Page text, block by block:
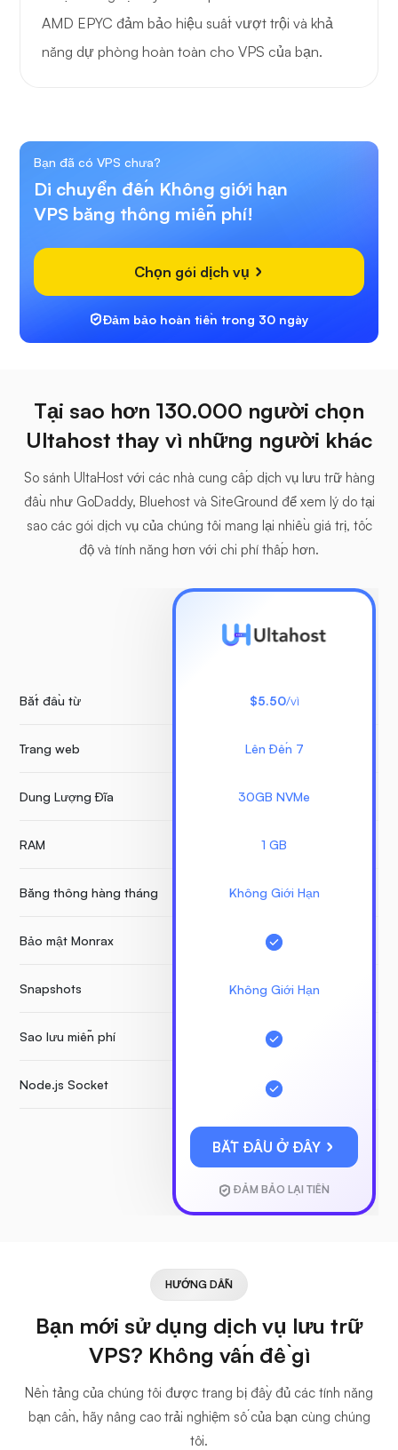
AMD EPYC đảm bảo hiệu suất vượt trội và khả
năng dự phòng hoàn toàn cho VPS của bạn.
Bạn đã có VPS chưa?
Di chuyển đến Không giới hạn
VPS băng thông miễn phí!
Chọn gói dịch vụ
Đảm bảo hoàn tiền trong 30 ngày
Tại sao hơn 130.000 người chọn
Ultahost thay vì những người khác
So sánh UltaHost với các nhà cung cấp dịch vụ lưu trữ hàng
đầu như GoDaddy, Bluehost và SiteGround để xem lý do tại
sao các gói dịch vụ của chúng tôi mang lại nhiều giá trị, tốc
độ và tính năng hơn với chi phí thấp hơn.
Bắt đầu từ
Trang web
Dung Lượng Đĩa
RAM
Băng thông hàng tháng
Bảo mật Monrax
Snapshots
Sao lưu miễn phí
Node.js Socket
$5.50/vì
Lên Đến 7
30GB NVMe
1 GB
Không Giới Hạn
Không Giới Hạn
BẮT ĐẦU Ở ĐÂY
ĐẢM BẢO LẠI TIỀN
HƯỚNG DẪN
Bạn mới sử dụng dịch vụ lưu trữ
VPS? Không vấn đề gì
Nền tảng của chúng tôi được trang bị đầy đủ các tính năng
bạn cần, hãy nâng cao trải nghiệm số của bạn cùng chúng
tôi.